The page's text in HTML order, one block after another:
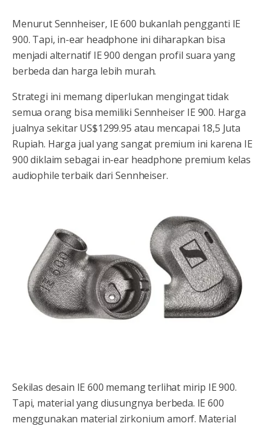
Menurut Sennheiser, IE 600 bukanlah pengganti IE
900. Tapi, in-ear headphone ini diharapkan bisa
menjadi alternatif IE 900 dengan profil suara yang
berbeda dan harga lebih murah.
Strategi ini memang diperlukan mengingat tidak
semua orang bisa memiliki Sennheiser IE 900. Harga
jualnya sekitar US$1299.95 atau mencapai 18,5 Juta
Rupiah. Harga jual yang sangat premium ini karena IE
900 diklaim sebagai in-ear headphone premium kelas
audiophile terbaik dari Sennheiser.
Sekilas desain IE 600 memang terlihat mirip IE 900.
Tapi, material yang diusungnya berbeda. IE 600
menggunakan material zirkonium amorf. Material